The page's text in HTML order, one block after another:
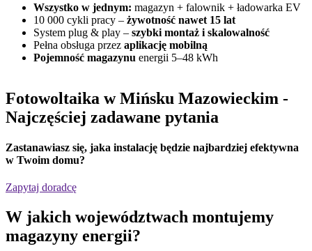
Wszystko w jednym: magazyn + falownik + ładowarka EV
10 000 cykli pracy – żywotność nawet 15 lat
System plug & play – szybki montaż i skalowalność
Pełna obsługa przez aplikację mobilną
Pojemność magazynu energii 5–48 kWh
Fotowoltaika w Mińsku Mazowieckim -
Najczęściej zadawane pytania
Zastanawiasz się, jaka instalację będzie najbardziej efektywna
w Twoim domu?
Zapytaj doradcę
W jakich województwach montujemy
magazyny energii?